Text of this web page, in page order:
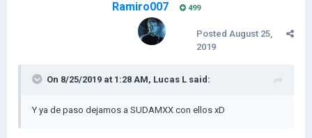
Ramiro007 499
Posted August 25,
2019
On 8/25/2019 at 1:28 AM, Lucas L said:
Y ya de paso dejamos a SUDAMXX con ellos xD